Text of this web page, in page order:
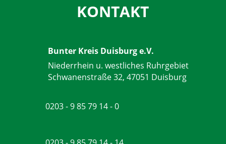
KONTAKT
Bunter Kreis Duisburg e.V.
Niederrhein u. westliches Ruhrgebiet
Schwanenstraße 32, 47051 Duisburg
0203 - 9 85 79 14 - 0